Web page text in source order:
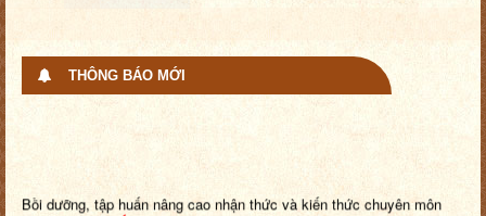
THÔNG BÁO MỚI
Bồi dưỡng, tập huấn nâng cao nhận thức và kiến thức chuyên môn